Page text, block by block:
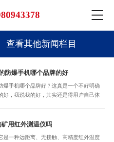
查看其他新闻栏目
防爆手机哪个品牌的好
爆手机哪个品牌好？这真是一个不好明确
好，我说我的好，其实还是得用户自己体
旭信科技的防爆手机硬不硬核，这位…
用红外测温仪吗
是一种远距离、无接触、高精度红外温度